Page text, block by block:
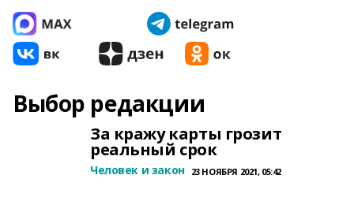
Выбор редакции
За кражу карты грозит
реальный срок
Человек и закон 23 НОЯБРЯ 2021, 05:42